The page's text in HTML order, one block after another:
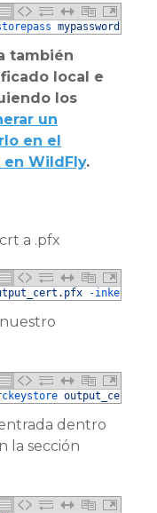
mypassword
también
local e
los
un
en el
en WildFly.
a .pfx
. pfx -inkey
output_cert
dentro
la sección